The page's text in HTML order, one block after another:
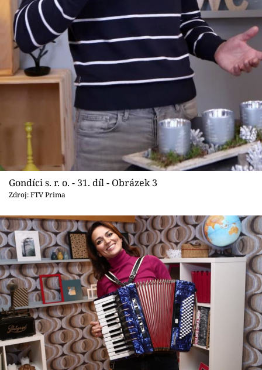
Gondíci s. r. o. - 31. díl - Obrázek 3
Zdroj: FTV Prima